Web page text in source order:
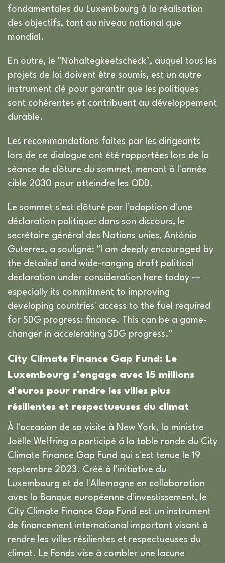
fondamentales du Luxembourg à la réalisation
des objectifs, tant au niveau national que
mondial.
En outre, le "Nohaltegkeetscheck", auquel tous les
projets de loi doivent être soumis, est un autre
instrument clé pour garantir que les politiques
sont cohérentes et contribuent au développement
durable.
Les recommandations faites par les dirigeants
lors de ce dialogue ont été rapportées lors de la
séance de clôture du sommet, menant à l'année
cible 2030 pour atteindre les ODD.
Le sommet s'est clôturé par l'adoption d'une
déclaration politique: dans son discours, le
secrétaire général des Nations unies, António
Guterres, a souligné: "I am deeply encouraged by
the detailed and wide-ranging draft political
declaration under consideration here today —
especially its commitment to improving
developing countries' access to the fuel required
for SDG progress: finance. This can be a game-
changer in accelerating SDG progress."
City Climate Finance Gap Fund: Le
Luxembourg s'engage avec 15 millions
d'euros pour rendre les villes plus
résilientes et respectueuses du climat
À l'occasion de sa visite à New York, la ministre
Joëlle Welfring a participé à la table ronde du City
Climate Finance Gap Fund qui s'est tenue le 19
septembre 2023. Créé à l'initiative du
Luxembourg et de l'Allemagne en collaboration
avec la Banque européenne d'investissement, le
City Climate Finance Gap Fund est un instrument
de financement international important visant à
rendre les villes résilientes et respectueuses du
climat. Le Fonds vise à combler une lacune